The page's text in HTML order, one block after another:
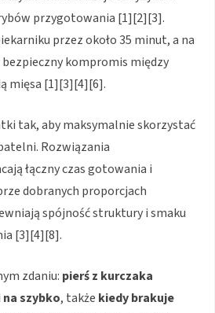
przygotowania [1][2][3].
przez około 35 minut, a na
kompromis między
mięsa [1][3][4][6].
tak, aby maksymalnie skorzystać
Rozwiązania
łączny czas gotowania i
dobranych proporcjach
spójność struktury i smaku
[3][4][8].
zdaniu: pierś z kurczaka
na szybko, także kiedy brakuje